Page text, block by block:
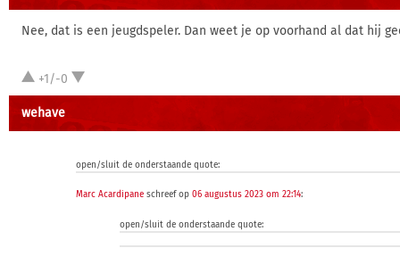
Nee, dat is een jeugdspeler. Dan weet je op voorhand al dat hij
+1/-0
wehave
open/sluit de onderstaande quote:
Marc Acardipaneschreef op 06 augustus 2023 om 22:14:
open/sluit de onderstaande quote: